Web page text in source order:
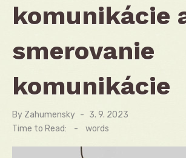
komunikácie
smerovanie
komunikácie
By Zahumensky
Posted
on
3. 9. 2023
Time to Read:
- words